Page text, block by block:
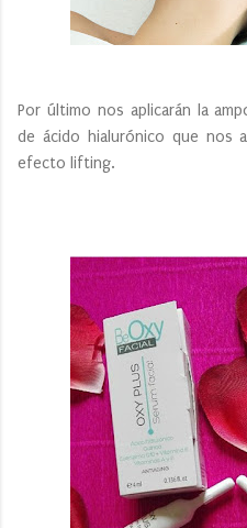
Por último nos aplicarán la
de ácido hialurónico que nos
efecto lifting.